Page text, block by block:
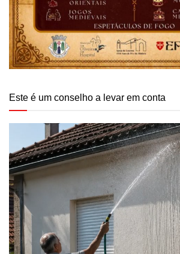
Este é um conselho a levar em conta